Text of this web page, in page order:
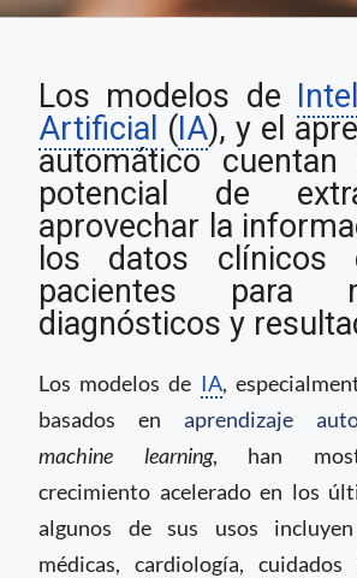
Inteligencia Artificial
en el campo clínico
Los modelos de
Artificial (IA), y el
automático cuentan
potencial de
aprovechar la
los datos clínicos
pacientes para
diagnósticos y
Los modelos de IA,
basados en aprendizaje
machine learning, han
crecimiento acelerado en los
algunos de sus usos incluyen
médicas, cardiología, cuidados